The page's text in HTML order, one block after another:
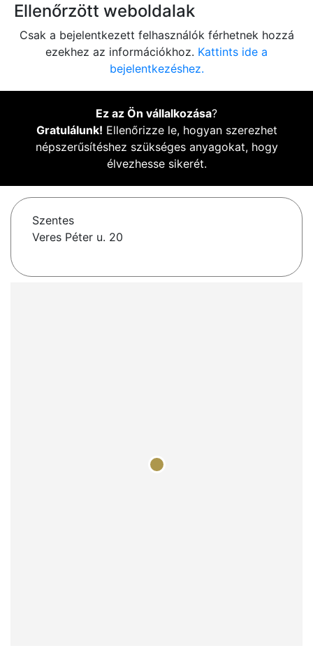
Ellenőrzött weboldalak
Csak a bejelentkezett felhasználók férhetnek hozzá
ezekhez az információkhoz. Kattints ide a
bejelentkezéshez.
Ez az Ön vállalkozása?
Gratulálunk! Ellenőrizze le, hogyan szerezhet
népszerűsítéshez szükséges anyagokat, hogy
élvezhesse sikerét.
Szentes
Veres Péter u. 20